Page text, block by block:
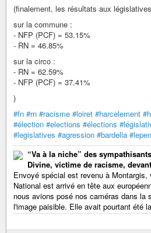
(finalement, les résultats aux
sur la commune :
- NFP (PCF) = 53.15%
- RN = 46.85%
sur la circo :
- RN = 62.59%
- NFP (PCF) = 37.41%
)
#fn #rn #racisme #loiret #harcelement
#élection #elections #élections
#legislatives #agression #bardella #lepen
“Va à la niche” des
Divine, victime de racisme,
Envoyé spécial est revenu à
National est arrivé en tête aux
nous avions posé nos caméras dans la
l'image paisible. Elle avait pourtant été